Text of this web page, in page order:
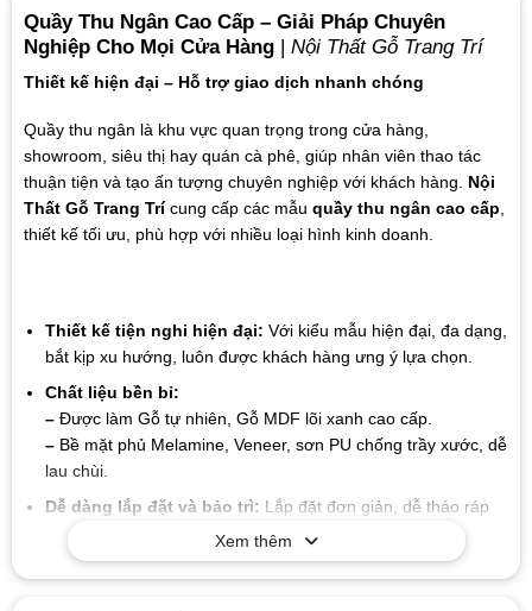
Quầy Thu Ngân Cao Cấp – Giải Pháp Chuyên
Nghiệp Cho Mọi Cửa Hàng| Nội Thất Gỗ Trang Trí
Thiết kế hiện đại – Hỗ trợ giao dịch nhanh chóng
Quầy thu ngân là khu vực quan trọng trong cửa hàng,
showroom, siêu thị hay quán cà phê, giúp nhân viên thao tác
thuận tiện và tạo ấn tượng chuyên nghiệp với khách hàng. Nội
Thất Gỗ Trang Trícung cấp các mẫu quầy thu ngân cao cấp
thiết kế tối ưu, phù hợp với nhiều loại hình kinh doanh.
Thiết kế tiện nghi hiện đại: Với kiểu mẫu hiện đại, đa dạng,
bắt kịp xu hướng, luôn được khách hàng ưng ý lựa chọn.
Chất liệu bền bỉ:
–Được làm Gỗ tự nhiên, Gỗ MDF lõi xanh cao cấp.
–Bề mặt phủ Melamine, Veneer, sơn PU chống trầy xước, dễ
lau chùi.
Dễ dàng lắp đặt và bảo trì: Lắp đặt đơn giản, dễ tháo ráp
Chất liệu và thiết kế của sản phẩm có tuổi thọ
cao, giúp bạn tiết kiệm chi phí trong suốt quá trình sử dụng
Xem thêm